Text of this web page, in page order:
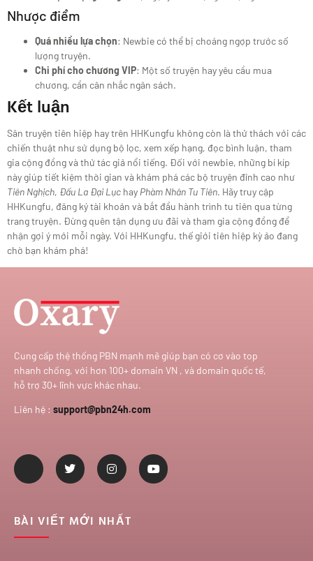
Nhược điểm
Quá nhiều lựa chọn: Newbie có thể bị choáng ngợp trước số
lượng truyện.
Chi phí cho chương VIP: Một số truyện hay yêu cầu mua
chương, cần cân nhắc ngân sách.
Kết luận
Săn truyện tiên hiệp hay trên HHKungfu không còn là thử thách với các
chiến thuật như sử dụng bộ lọc, xem xếp hạng, đọc bình luận, tham
gia cộng đồng và thử tác giả nổi tiếng. Đối với newbie, những bí kíp
này giúp tiết kiệm thời gian và khám phá các bộ truyện đỉnh cao như
Tiên Nghịch, Đấu La Đại Lục hay Phàm Nhân Tu Tiên. Hãy truy cập
HHKungfu, đăng ký tài khoản và bắt đầu hành trình tu tiên qua từng
trang truyện. Đừng quên tận dụng ưu đãi và tham gia cộng đồng để
nhận gợi ý mới mỗi ngày. Với HHKungfu, thế giới tiên hiệp kỳ ảo đang
chờ bạn khám phá!
Cung cấp thệ thống PBN mạnh mẽ giúp bạn có cơ vào top
nhanh chống, với hơn 100+ domain VN , và domain quốc tế,
hỗ trợ 30+ lĩnh vực khác nhau.
Liên hệ : support@pbn24h.com
BÀI VIẾT MỚI NHẤT